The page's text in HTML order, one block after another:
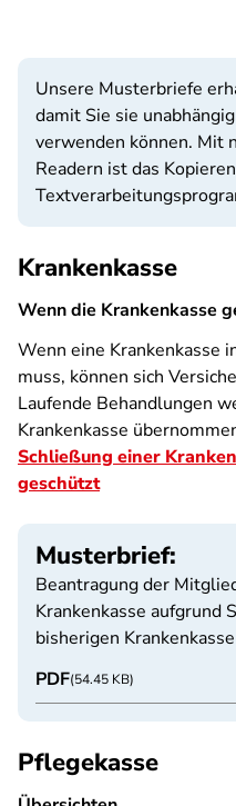
Unsere Musterbriefe
damit Sie sie
verwenden können. Mit
Readern ist das
Krankenkasse
Wenn die Krankenkasse
Wenn eine Krankenkasse
muss, können sich
Laufende Behandlungen
Krankenkasse
Schließung einer
geschützt
Musterbrief:
Beantragung der
Krankenkasse aufgrund
bisherigen Krankenkasse
PDF(54.45 KB)
Pflegekasse